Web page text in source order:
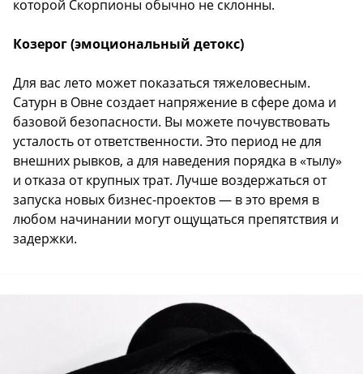
которой Скорпионы обычно не склонны.
Козерог (эмоциональный детокс)
Для вас лето может показаться тяжеловесным.
Сатурн в Овне создает напряжение в сфере дома и
базовой безопасности. Вы можете почувствовать
усталость от ответственности. Это период не для
внешних рывков, а для наведения порядка в «тылу»
и отказа от крупных трат. Лучше воздержаться от
запуска новых бизнес-проектов — в это время в
любом начинании могут ощущаться препятствия и
задержки.